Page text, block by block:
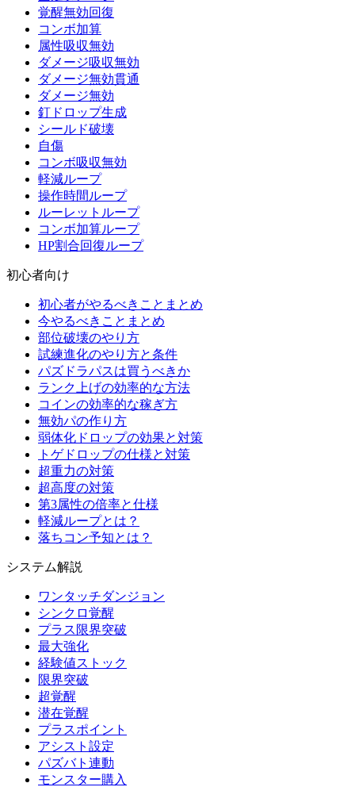
覚醒無効回復
コンボ加算
属性吸収無効
ダメージ吸収無効
ダメージ無効貫通
ダメージ無効
釘ドロップ生成
シールド破壊
自傷
コンボ吸収無効
軽減ループ
操作時間ループ
ルーレットループ
コンボ加算ループ
HP割合回復ループ
初心者向け
初心者がやるべきことまとめ
今やるべきことまとめ
部位破壊のやり方
試練進化のやり方と条件
パズドラパスは買うべきか
ランク上げの効率的な方法
コインの効率的な稼ぎ方
無効パの作り方
弱体化ドロップの効果と対策
トゲドロップの仕様と対策
超重力の対策
超高度の対策
第3属性の倍率と仕様
軽減ループとは？
落ちコン予知とは？
システム解説
ワンタッチダンジョン
シンクロ覚醒
プラス限界突破
最大強化
経験値ストック
限界突破
超覚醒
潜在覚醒
プラスポイント
アシスト設定
パズバト連動
モンスター購入